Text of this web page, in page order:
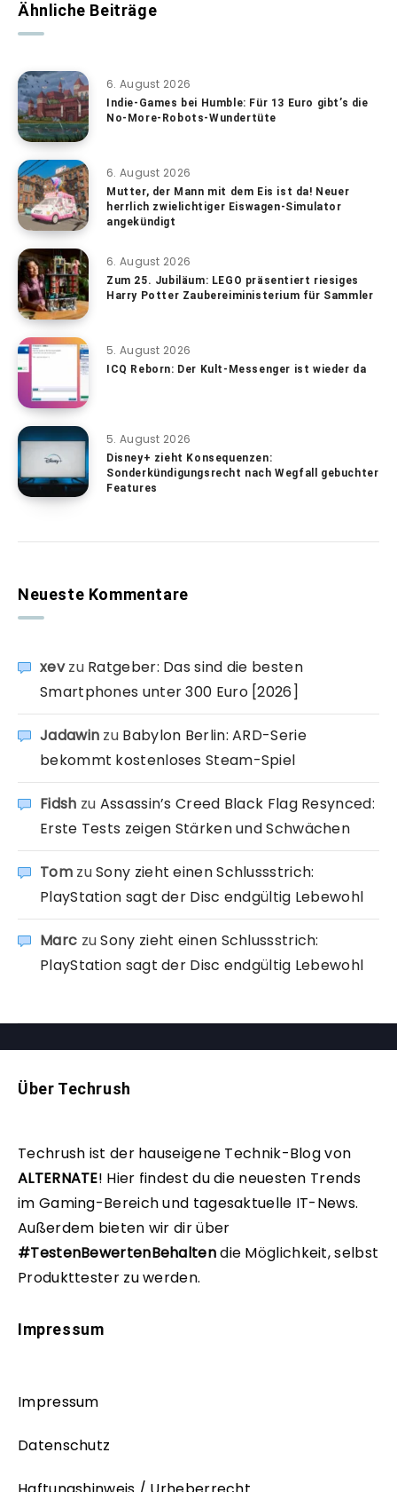
Ähnliche Beiträge
6. August 2026
Indie-Games bei Humble: Für 13 Euro gibt’s die
No-More-Robots-Wundertüte
6. August 2026
Mutter, der Mann mit dem Eis ist da! Neuer
herrlich zwielichtiger Eiswagen-Simulator
angekündigt
6. August 2026
Zum 25. Jubiläum: LEGO präsentiert riesiges
Harry Potter Zaubereiministerium für Sammler
5. August 2026
ICQ Reborn: Der Kult-Messenger ist wieder da
5. August 2026
Disney+ zieht Konsequenzen:
Sonderkündigungsrecht nach Wegfall gebuchter
Features
Neueste Kommentare
xevzu Ratgeber: Das sind die besten
Smartphones unter 300 Euro [2026]
Jadawin zu Babylon Berlin: ARD-Serie
bekommt kostenloses Steam-Spiel
Fidsh zu Assassin’s Creed Black Flag Resynced:
Erste Tests zeigen Stärken und Schwächen
TomzuSony zieht einen Schlussstrich:
PlayStation sagt der Disc endgültig Lebewohl
Marc zuSony zieht einen Schlussstrich:
PlayStation sagt der Disc endgültig Lebewohl
Über Techrush
Techrush ist der hauseigene Technik-Blog von
ALTERNATE! Hier findest du die neuesten Trends
im Gaming-Bereich und tagesaktuelle IT-News.
Außerdem bieten wir dir über
#TestenBewertenBehaltendie Möglichkeit, selbst
Produkttester zu werden.
Impressum
Impressum
Datenschutz